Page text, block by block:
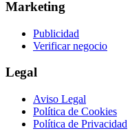
Marketing
Publicidad
Verificar negocio
Legal
Aviso Legal
Política de Cookies
Política de Privacidad